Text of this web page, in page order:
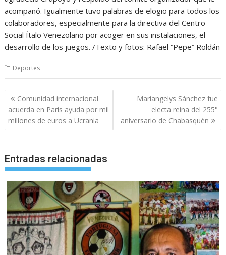
acompañó. Igualmente tuvo palabras de elogio para todos los
colaboradores, especialmente para la directiva del Centro
Social Ítalo Venezolano por acoger en sus instalaciones, el
desarrollo de los juegos. /Texto y fotos: Rafael “Pepe” Roldán
Deportes
Navegación
de
entradas
Comunidad internacional
acuerda en Paris ayuda por mil
millones de euros a Ucrania
Mariangelys Sánchez fue
electa reina del 255°
aniversario de Chabasquén
Entradas relacionadas